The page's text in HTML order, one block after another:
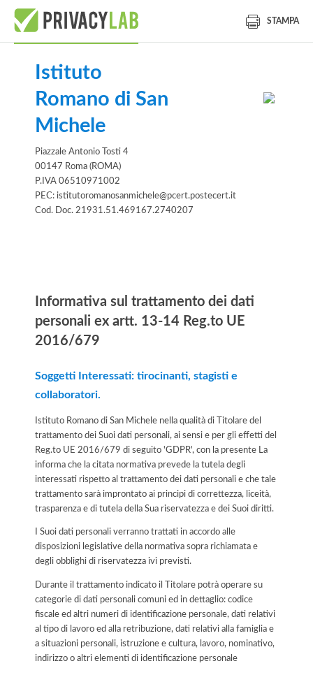
STAMPA
Istituto
Romano di San
Michele
Piazzale Antonio Tosti 4
00147 Roma (ROMA)
P.IVA 06510971002
PEC: istitutoromanosanmichele@pcert.postecert.it
Cod. Doc. 21931.51.469167.2740207
Informativa sul trattamento dei dati
personali ex artt. 13-14 Reg.to UE
2016/679
Soggetti Interessati: tirocinanti, stagisti e
collaboratori.
Istituto Romano di San Michele nella qualità di Titolare del
trattamento dei Suoi dati personali, ai sensi e per gli effetti del
Reg.to UE 2016/679 di seguito 'GDPR', con la presente La
informa che la citata normativa prevede la tutela degli
interessati rispetto al trattamento dei dati personali e che tale
trattamento sarà improntato ai principi di correttezza, liceità,
trasparenza e di tutela della Sua riservatezza e dei Suoi diritti.
I Suoi dati personali verranno trattati in accordo alle
disposizioni legislative della normativa sopra richiamata e
degli obblighi di riservatezza ivi previsti.
Durante il trattamento indicato il Titolare potrà operare su
categorie di dati personali comuni ed in dettaglio: codice
fiscale ed altri numeri di identificazione personale, dati relativi
al tipo di lavoro ed alla retribuzione, dati relativi alla famiglia e
a situazioni personali, istruzione e cultura, lavoro, nominativo,
indirizzo o altri elementi di identificazione personale